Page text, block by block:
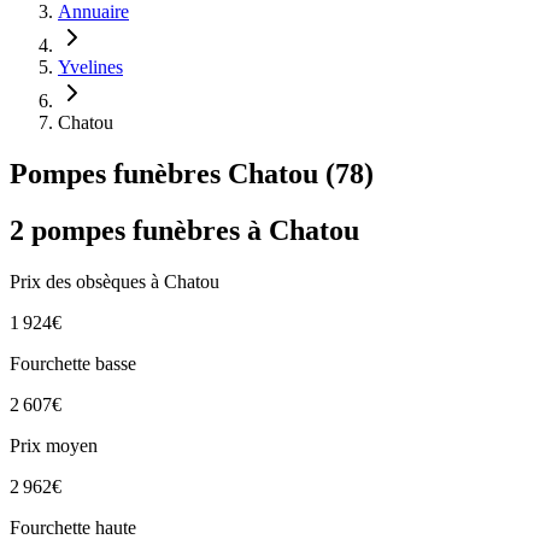
Annuaire
Yvelines
Chatou
Pompes funèbres Chatou (78)
2 pompes funèbres à Chatou
Prix des obsèques à Chatou
1 924€
Fourchette basse
2 607€
Prix moyen
2 962€
Fourchette haute